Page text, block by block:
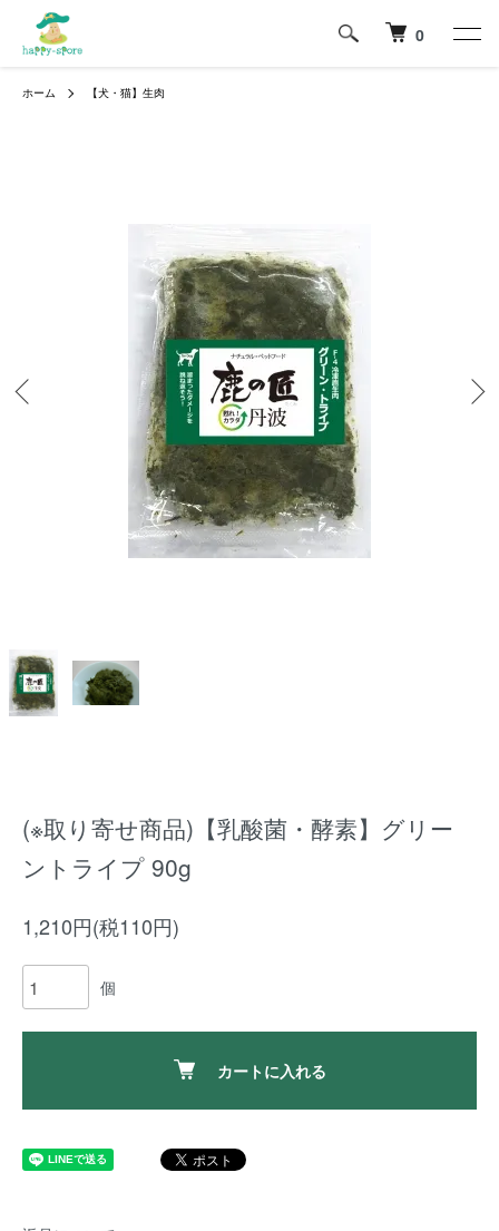
0
ホーム 【犬・猫】生肉
(※取り寄せ商品)【乳酸菌・酵素】グリー
ントライプ 90g
1,210円(税110円)
個
カートに入れる